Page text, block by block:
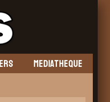
MEDIATHEQUE